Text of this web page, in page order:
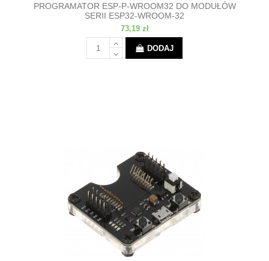
PROGRAMATOR ESP-P-WROOM32 DO MODUŁÓW
SERII ESP32-WROOM-32
73,19 zł
DODAJ